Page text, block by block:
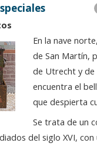
En la nave
de San Martín,
de Utrecht y de
encuentra el
que despierta
Se trata de un
del siglo XVI, con